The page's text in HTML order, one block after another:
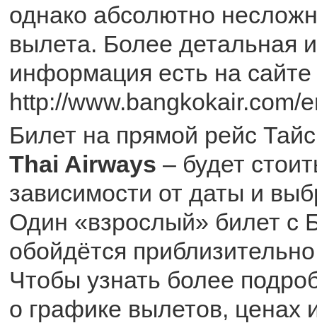
однако абсолютно
вылета. Более детальная
информация есть на сайте
http://www.bangkokair.com/
Билет на прямой рейс
Thai Airways – будет
зависимости от даты и
Один «взрослый» билет с
обойдётся
Чтобы узнать более
о графике вылетов, ценах